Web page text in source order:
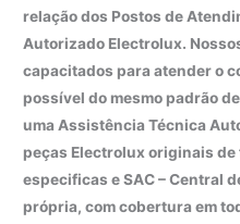
relação dos Postos de
Autorizado Electrolux.
capacitados para atender o
possível do mesmo padrão
uma Assistência Técnica
peças Electrolux originais
especificas e SAC – Central
própria, com cobertura em